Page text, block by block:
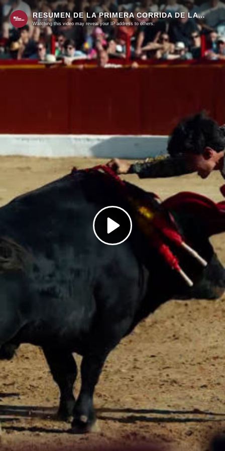
Play
Video
RESUMEN DE LA PRIMERA CORRIDA DE LA SEGUNDA FASE DE LA COPA CHENEL EN DAGANZO DE ARRIBA
Watching this video may reveal your IP address to others.